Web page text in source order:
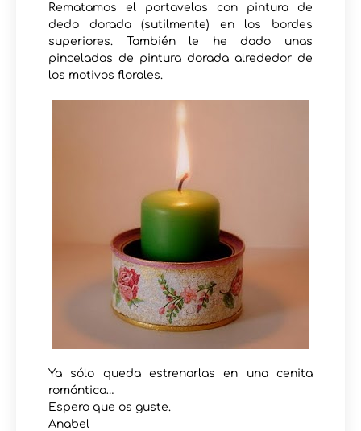
Rematamos el portavelas con pintura de
dedo dorada (sutilmente) en los bordes
superiores. También le he dado unas
pinceladas de pintura dorada alrededor de
los motivos florales.
Ya sólo queda estrenarlas en una cenita
romántica…
Espero que os guste.
Anabel